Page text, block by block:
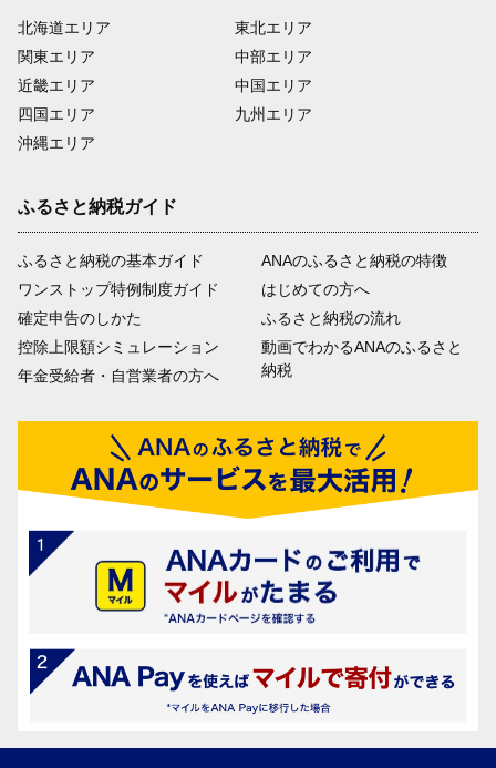
北海道エリア
関東エリア
近畿エリア
四国エリア
沖縄エリア
東北エリア
中部エリア
中国エリア
九州エリア
ふるさと納税ガイド
ふるさと納税の基本ガイド
ワンストップ特例制度ガイド
確定申告のしかた
控除上限額シミュレーション
年金受給者・自営業者の方へ
ANAのふるさと納税の特徴
はじめての方へ
ふるさと納税の流れ
動画でわかるANAのふるさと
納税